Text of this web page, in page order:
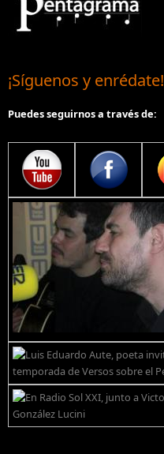
¡Síguenos y enrédate!
Puedes seguirnos a través de: